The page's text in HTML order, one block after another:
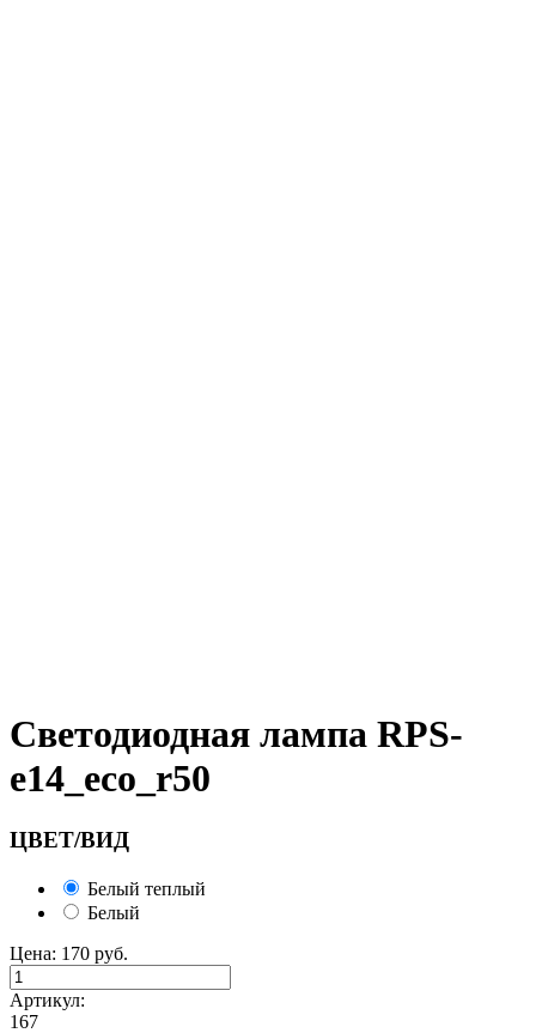
Светодиодная лампа RPS-
e14_eco_r50
ЦВЕТ/ВИД
Белый теплый
Белый
Цена: 170 руб.
Артикул:
167